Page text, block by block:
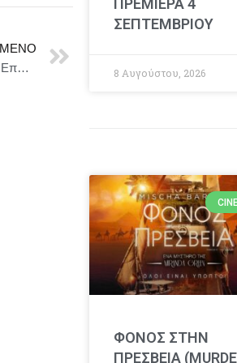
Λαχανόκηποι στους Ελληνικούς Παιδικούς Σταθμούς: Επανάσταση ή Εφαρμογή μιας αποδεδειγμένης πρακτικής;
ΠΡΕΜΙΕΡΑ 4
ΣΕΠΤΕΜΒΡΙΟΥ
8 Αυγούστου, 2026
ΦΟΝΟΣ ΣΤΗΝ
ΠΡΕΣΒΕΙΑ